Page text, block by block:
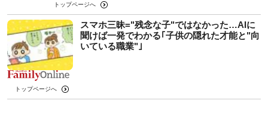
トップページへ
スマホ三昧="残念な子"ではなかった…AIに
聞けば一発でわかる｢子供の隠れた才能と"向
いている職業"｣
トップページへ